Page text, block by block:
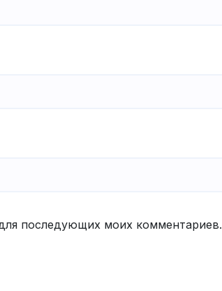
последующих моих комментариев.